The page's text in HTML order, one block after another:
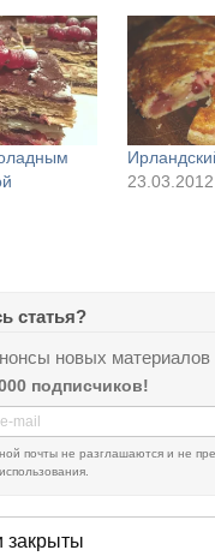
23.03.2012
статья?
новых
подписчиков!
почты не разглашаются и не
закрыты